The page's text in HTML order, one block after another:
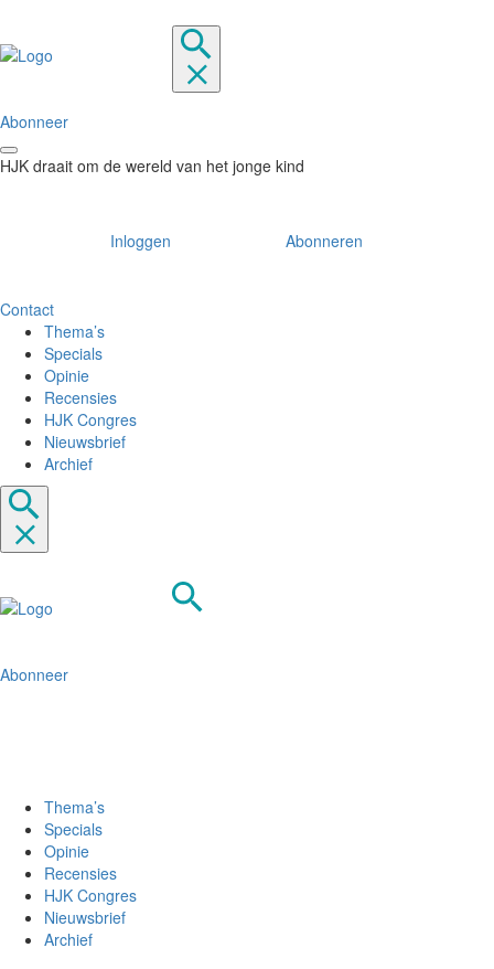
Abonneer
HJK draait om de wereld van het jonge kind
Inloggen Abonneren
Contact
Thema’s
Specials
Opinie
Recensies
HJK Congres
Nieuwsbrief
Archief
Abonneer
Thema’s
Specials
Opinie
Recensies
HJK Congres
Nieuwsbrief
Archief